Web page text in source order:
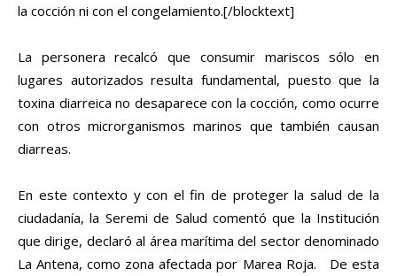
la cocción ni con el congelamiento.[/blocktext]
La personera recalcó que consumir mariscos sólo en
lugares autorizados resulta fundamental, puesto que la
toxina diarreica no desaparece con la cocción, como ocurre
con otros microrganismos marinos que también causan
diarreas.
En este contexto y con el fin de proteger la salud de la
ciudadanía, la Seremi de Salud comentó que la Institución
que dirige, declaró al área marítima del sector denominado
La Antena, como zona afectada por Marea Roja. De esta